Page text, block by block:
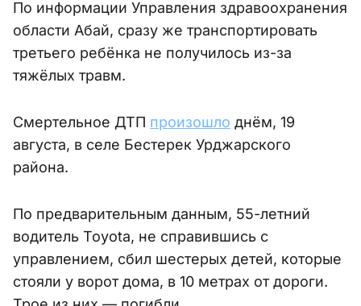
По информации Управления здравоохранения
области Абай, сразу же транспортировать
третьего ребёнка не получилось из-за
тяжёлых травм.
Смертельное ДТП произошло днём, 19
августа, в селе Бестерек Урджарского
района.
По предварительным данным, 55-летний
водитель Toyota, не справившись с
управлением, сбил шестерых детей, которые
стояли у ворот дома, в 10 метрах от дороги.